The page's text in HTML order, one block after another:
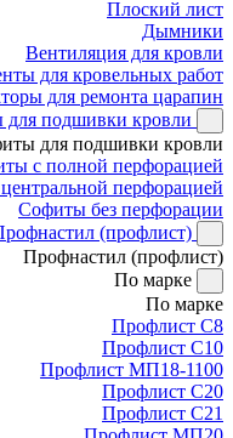
Плоский лист
Дымники
Вентиляция для кровли
для кровельных работ
для ремонта царапин
для подшивки кровли
для подшивки кровли
с полной перфорацией
перфорацией
Софиты без перфорации
(профлист)
Профнастил (профлист)
По марке
По марке
Профлист С8
Профлист С10
Профлист МП18-1100
Профлист С20
Профлист С21